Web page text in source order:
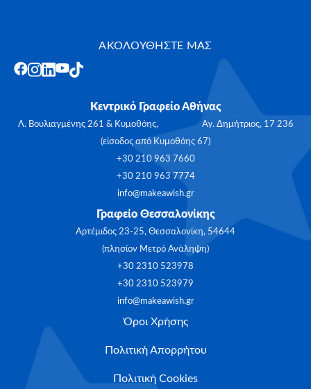
ΑΚΟΛΟΥΘΗΣΤΕ ΜΑΣ
Κεντρικό Γραφείο Αθήνας
Λ. Βουλιαγμένης 261 & Κυμοθόης, Αγ. Δημήτριος, 17 236
(είσοδος από Κυμοθόης 67)
+30 210 963 7660
+30 210 963 7774
info@makeawish.gr
Γραφείο Θεσσαλονίκης
Αρτέμιδος 23-25, Θεσσαλονίκη, 54644
(πλησίον Μετρό Ανάληψη)
+30 2310 523978
+30 2310 523979
info@makeawish.gr
Όροι Χρήσης
Πολιτική Απορρήτου
Πολιτική Cookies